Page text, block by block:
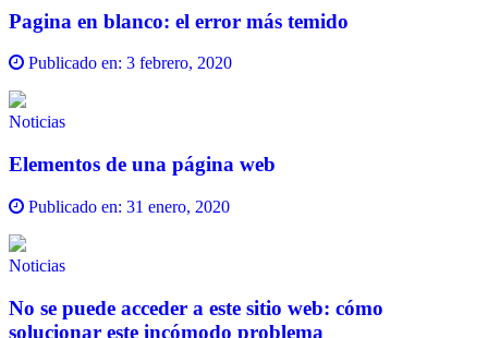
Pagina en blanco: el error más temido
Publicado en: 3 febrero, 2020
Noticias
Elementos de una página web
Publicado en: 31 enero, 2020
Noticias
No se puede acceder a este sitio web: cómo
solucionar este incómodo problema